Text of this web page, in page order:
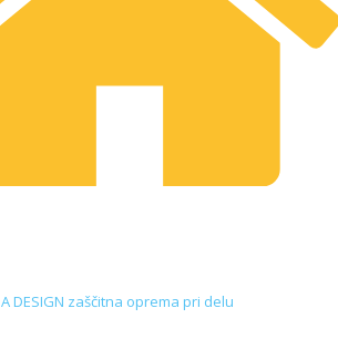
A DESIGN zaščitna oprema pri delu